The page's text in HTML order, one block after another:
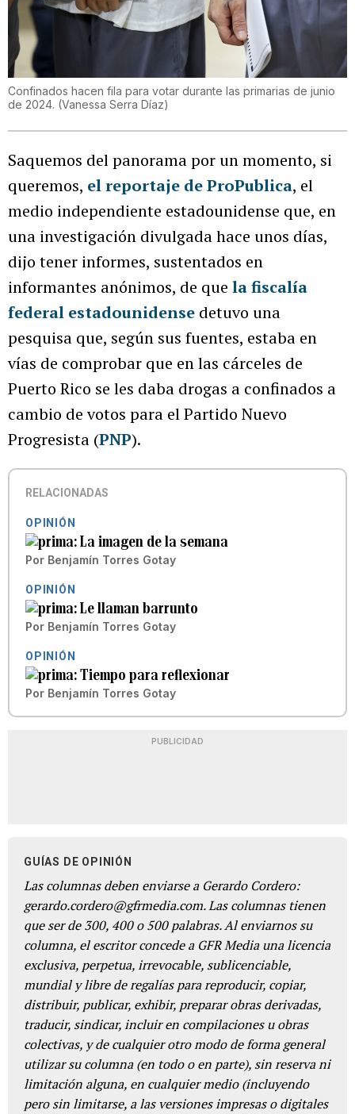
Confinados hacen fila para votar durante las primarias de junio
de 2024. (Vanessa Serra Díaz)
Saquemos del panorama por un momento, si
queremos, el reportaje de ProPublica, el
medio independiente estadounidense que, en
una investigación divulgada hace unos días,
dijo tener informes, sustentados en
informantes anónimos, de que la fiscalía
federal estadounidense detuvo una
pesquisa que, según sus fuentes, estaba en
vías de comprobar que en las cárceles de
Puerto Rico se les daba drogas a confinados a
cambio de votos para el Partido Nuevo
Progresista (PNP).
RELACIONADAS
OPINIÓN
La imagen de la semana
Por Benjamín Torres Gotay
OPINIÓN
Le llaman barrunto
Por Benjamín Torres Gotay
OPINIÓN
Tiempo para reflexionar
Por Benjamín Torres Gotay
PUBLICIDAD
GUÍAS DE OPINIÓN
Las columnas deben enviarse a Gerardo Cordero:
gerardo.cordero@gfrmedia.com. Las columnas tienen
que ser de 300, 400 o 500 palabras. Al enviarnos su
columna, el escritor concede a GFR Media una licencia
exclusiva, perpetua, irrevocable, sublicenciable,
mundial y libre de regalías para reproducir, copiar,
distribuir, publicar, exhibir, preparar obras derivadas,
traducir, sindicar, incluir en compilaciones u obras
colectivas, y de cualquier otro modo de forma general
utilizar su columna (en todo o en parte), sin reserva ni
limitación alguna, en cualquier medio (incluyendo
pero sin limitarse, a las versiones impresas o digitales